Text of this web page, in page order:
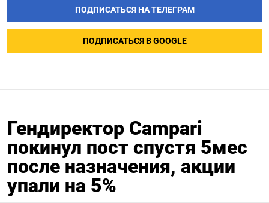
ПОДПИСАТЬСЯ НА ТЕЛЕГРАМ
ПОДПИСАТЬСЯ В GOOGLE
Гендиректор Campari
покинул пост спустя 5мес
после назначения, акции
упали на 5%